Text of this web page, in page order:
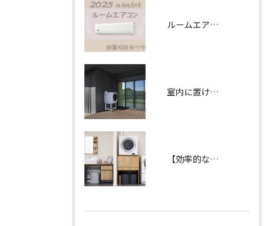
ルームエアコン シャープ製６畳用
室内に置けなくても、あきらめなくて大丈夫！ 「乾太くん」軒下設置用モデル
【効率的な家事導線】"ランドリープラス"で、あなたの暮らしをもっと自由に。